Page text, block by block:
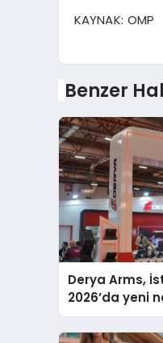
KAYNAK: OMP
Benzer
Derya Arms,
2026’da yeni
global marka
sergiledi